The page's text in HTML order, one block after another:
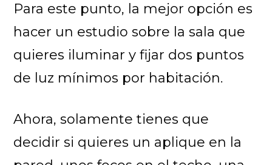
Para este punto, la mejor opción es
hacer un estudio sobre la sala que
quieres iluminar y fijar dos puntos
de luz mínimos por habitación.
Ahora, solamente tienes que
decidir si quieres un aplique en la